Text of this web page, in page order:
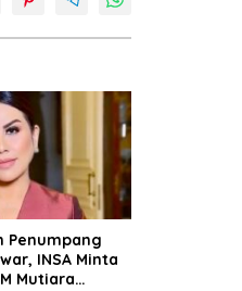
Penumpang
INSA Minta
Mutiara